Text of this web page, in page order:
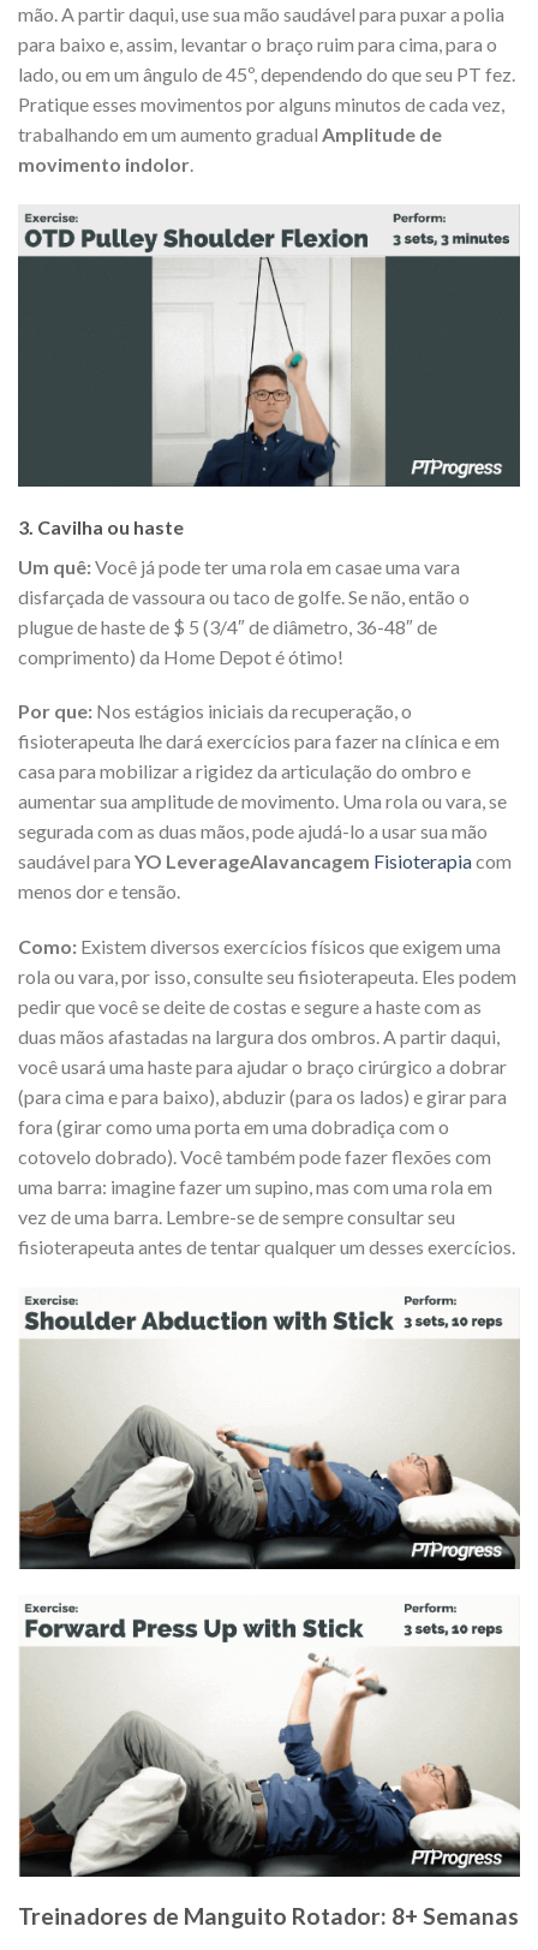
mão. A partir daqui, use sua mão saudável para puxar a polia
para baixo e, assim, levantar o braço ruim para cima, para o
lado, ou em um ângulo de 45º, dependendo do que seu PT fez.
Pratique esses movimentos por alguns minutos de cada vez,
trabalhando em um aumento gradual Amplitude de
movimento indolor.
3. Cavilha ou haste
Um quê:Você já pode ter uma rola em casae uma vara
disfarçada de vassoura ou taco de golfe. Se não, então o
plugue de haste de $ 5 (3/4″ de diâmetro, 36-48″ de
comprimento) da Home Depot é ótimo!
Por que: Nos estágios iniciais da recuperação, o
fisioterapeuta lhe dará exercícios para fazer na clínica e em
casa para mobilizar a rigidez da articulação do ombro e
aumentar sua amplitude de movimento. Uma rola ou vara, se
segurada com as duas mãos, pode ajudá-lo a usar sua mão
saudável para YO LeverageAlavancagem Fisioterapiacom
menos dor e tensão.
Como: Existem diversos exercícios físicos que exigem uma
rola ou vara, por isso, consulte seu fisioterapeuta. Eles podem
pedir que você se deite de costas e segure a haste com as
duas mãos afastadas na largura dos ombros. A partir daqui,
você usará uma haste para ajudar o braço cirúrgico a dobrar
(para cima e para baixo), abduzir (para os lados) e girar para
fora (girar como uma porta em uma dobradiça com o
cotovelo dobrado). Você também pode fazer flexões com
uma barra: imagine fazer um supino, mas com uma rola em
vez de uma barra. Lembre-se de sempre consultar seu
fisioterapeuta antes de tentar qualquer um desses exercícios.
Treinadores de Manguito Rotador: 8+ Semanas